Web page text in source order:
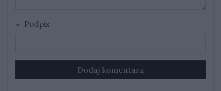
Podpis
Dodaj komentarz